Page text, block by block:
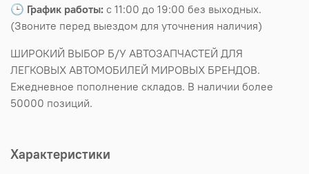
🕒 График работы: с 11:00 до 19:00 без выходных.
(Звоните перед выездом для уточнения наличия)
ШИРОКИЙ ВЫБОР Б/У АВТОЗАПЧАСТЕЙ ДЛЯ
ЛЕГКОВЫХ АВТОМОБИЛЕЙ МИРОВЫХ БРЕНДОВ.
Ежедневное пополнение складов. В наличии более
50000 позиций.
Характеристики